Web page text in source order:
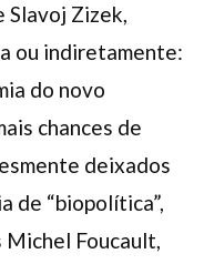
Slavoj Zizek,
ou indiretamente:
do novo
chances de
deixados
de “biopolítica”,
Foucault,